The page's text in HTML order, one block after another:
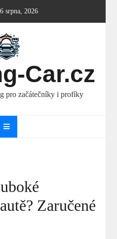
srpna, 2026
Car.cz
pro začátečníky i profíky
Zaručené